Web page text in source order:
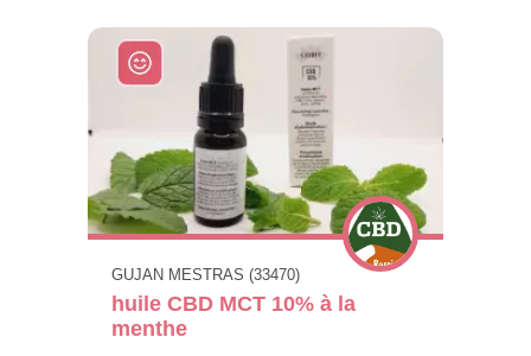
GUJAN MESTRAS (33470)
huile CBD MCT 10% à la
menthe